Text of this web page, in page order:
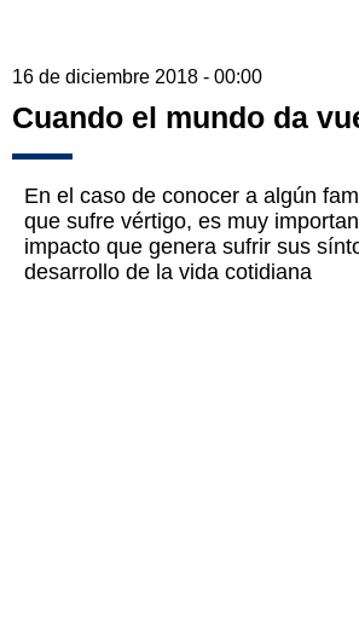
16 de diciembre 2018 - 00:00
Cuando el mundo da
En el caso de conocer a algún
que sufre vértigo, es muy
impacto que genera sufrir sus
desarrollo de la vida cotidiana